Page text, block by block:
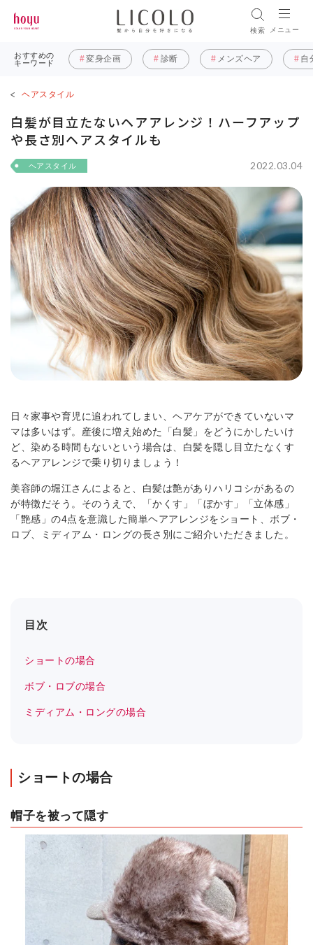
検索 メニュー
おすすめの
キーワード
変身企画 診断 メンズヘア 自
ヘアスタイル
白髪が目立たないヘアアレンジ！ハーフアップ
や長さ別ヘアスタイルも
2022.03.04
ヘアスタイル
日々家事や育児に追われてしまい、ヘアケアができていないマ
マは多いはず。産後に増え始めた「白髪」をどうにかしたいけ
ど、染める時間もないという場合は、白髪を隠し目立たなくす
るヘアアレンジで乗り切りましょう！
美容師の堀江さんによると、白髪は艶がありハリコシがあるの
が特徴だそう。そのうえで、「かくす」「ぼかす」「立体感」
「艶感」の4点を意識した簡単ヘアアレンジをショート、ボブ・
ロブ、ミディアム・ロングの長さ別にご紹介いただきました。
目次
ショートの場合
ボブ・ロブの場合
ミディアム・ロングの場合
ショートの場合
帽子を被って隠す